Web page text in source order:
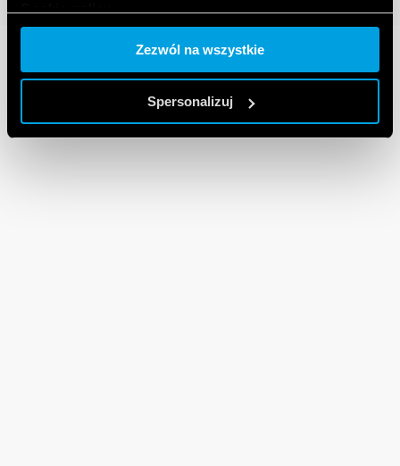
Zezwól na wszystkie
Spersonalizuj